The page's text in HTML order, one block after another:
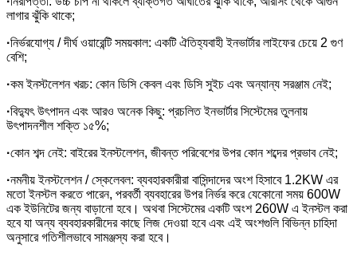
লাগার ঝুঁকি থাকে;
·নির্ভরযোগ্য / দীর্ঘ ওয়ারেন্টি সময়কাল: একটি ঐতিহ্যবাহী ইনভার্টার লাইফের চেয়ে 2 গুণ
বেশি;
·কম ইনস্টলেশন খরচ: কোন ডিসি কেবল এবং ডিসি সুইচ এবং অন্যান্য সরঞ্জাম নেই;
·বিদ্যুৎ উৎপাদন এবং আরও অনেক কিছু: প্রচলিত ইনভার্টার সিস্টেমের তুলনায়
উৎপাদনশীল শক্তি ১৫%;
·কোন শব্দ নেই: বাইরের ইনস্টলেশন, জীবন্ত পরিবেশের উপর কোন শব্দের প্রভাব নেই;
·নমনীয় ইনস্টলেশন / স্কেলেবল: ব্যবহারকারীরা বাসিন্দাদের অংশ হিসাবে 1.2KW এর
মতো ইনস্টল করতে পারেন, পরবর্তী ব্যবহারের উপর নির্ভর করে যেকোনো সময় 600W
এক ইউনিটের জন্য বাড়ানো হবে। অথবা সিস্টেমের একটি অংশ 260W এ ইনস্টল করা
হবে যা অন্য ব্যবহারকারীদের কাছে লিজ দেওয়া হবে এবং এই অংশগুলি বিভিন্ন চাহিদা
অনুসারে গতিশীলভাবে সামঞ্জস্য করা হবে।